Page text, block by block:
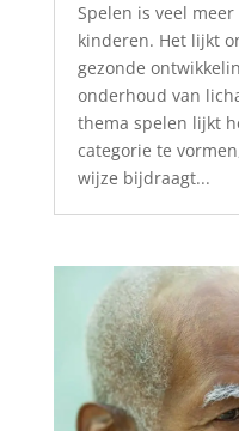
Spelen is veel
kinderen. Het lijkt
gezonde
onderhoud van
thema spelen lijkt
categorie te
wijze bijdraagt...